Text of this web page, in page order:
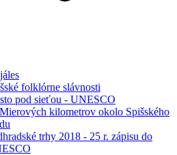
folklórne slávnosti
pod sieťou - UNESCO
kilometrov okolo Spišského
trhy 2018 - 25 r. zápisu do